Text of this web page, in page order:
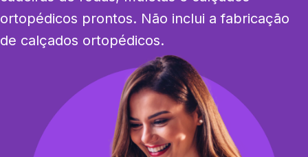
ortopédicos prontos. Não inclui a fabricação
de calçados ortopédicos.